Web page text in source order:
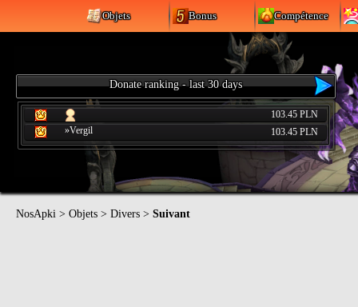
Objets Bonus Compétence
Donate ranking - last 30 days
103.45 PLN
»Vergil
103.45 PLN
NosApki > Objets > Divers > Suivant